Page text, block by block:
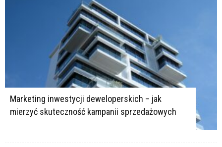
Marketing inwestycji deweloperskich – jak
mierzyć skuteczność kampanii sprzedażowych